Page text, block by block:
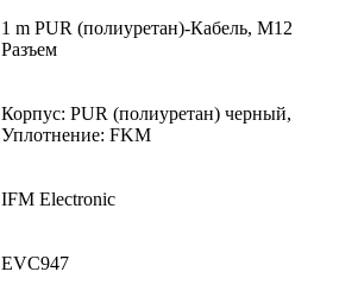
1 m PUR (полиуретан)-Кабель, M12
Разъем
Корпус: PUR (полиуретан) черный,
Уплотнение: FKM
IFM Electronic
EVC947